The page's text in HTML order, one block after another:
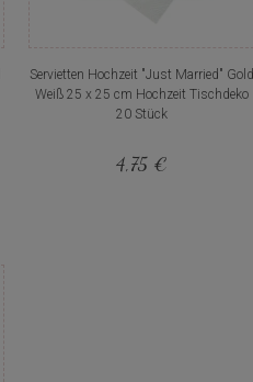
Servietten Hochzeit "Just Married" Gold
Weiß 25 x 25 cm Hochzeit Tischdeko
20 Stück
4,75 €